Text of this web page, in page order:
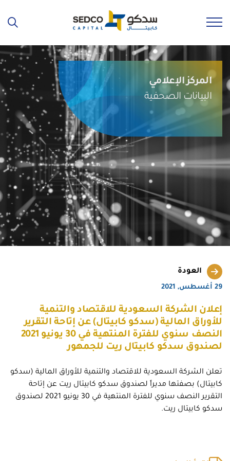
المركز الإعلامي
البيانات الصحفية
العودة
29 أغسطس, 2021
إعلان الشركة السعودية للاقتصاد والتنمية
للأوراق المالية (سدكو كابيتال) عن إتاحة التقرير
النصف سنوي للفترة المنتهية في 30 يونيو 2021
لصندوق سدكو كابيتال ريت للجمهور
تعلن الشركة السعودية للاقتصاد والتنمية للأوراق المالية (سدكو
كابيتال) بصفتها مديراً لصندوق سدكو كابيتال ريت عن إتاحة
التقرير النصف سنوي للفترة المنتهية في 30 يونيو 2021 لصندوق
سدكو كابيتال ريت.